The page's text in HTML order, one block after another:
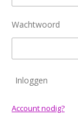
Wachtwoord
Inloggen
Account nodig?